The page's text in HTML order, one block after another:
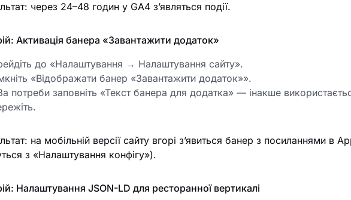
через 24–48 годин у GA4 з’являться події.
Активація банера «Завантажити додаток»
до «Налаштування → Налаштування сайту».
«Відображати банер «Завантажити додаток»».
потреби заповніть «Текст банера для додатка» — інакше
на мобільній версії сайту вгорі з’явиться банер з посиланнями в
з «Налаштування конфігу»).
Налаштування JSON-LD для ресторанної вертикалі